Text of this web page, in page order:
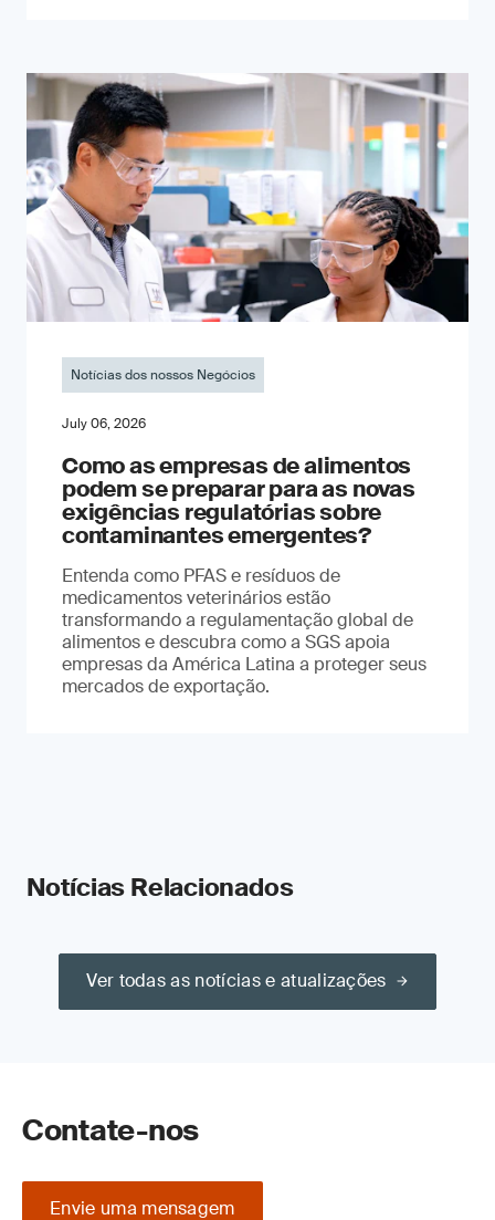
Notícias dos nossos Negócios
July 06, 2026
Como as empresas de alimentos
podem se preparar para as novas
exigências regulatórias sobre
contaminantes emergentes?
Entenda como PFAS e resíduos de
medicamentos veterinários estão
transformando a regulamentação global de
alimentos e descubra como a SGS apoia
empresas da América Latina a proteger seus
mercados de exportação.
Notícias Relacionados
Ver todas as notícias e atualizações
Contate-nos
Envie uma mensagem